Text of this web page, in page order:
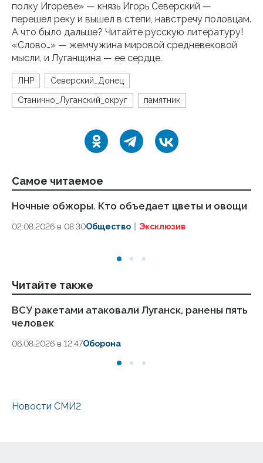
полку Игореве» — князь Игорь Северский —
перешел реку и вышел в степи, навстречу половцам.
А что было дальше? Читайте русскую литературу!
«Слово…» — жемчужина мировой средневековой
мысли, и Луганщина — ее сердце.
ЛНР Северский_Донец
Станично_Луганский_округ памятник
Самое читаемое
Ночные обжоры. Кто объедает цветы и овощи
02.08.2026 в 08:30Общество Эксклюзив
Читайте также
ВСУ ракетами атаковали Луганск, ранены пять
человек
06.08.2026 в 12:47Оборона
Новости СМИ2